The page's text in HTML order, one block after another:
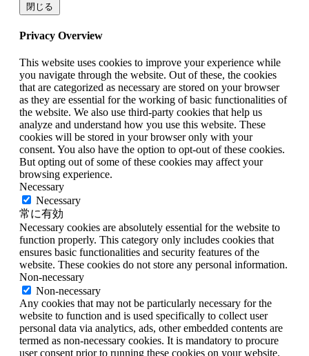
閉じる
Privacy Overview
This website uses cookies to improve your experience while
you navigate through the website. Out of these, the cookies
that are categorized as necessary are stored on your browser
as they are essential for the working of basic functionalities of
the website. We also use third-party cookies that help us
analyze and understand how you use this website. These
cookies will be stored in your browser only with your
consent. You also have the option to opt-out of these cookies.
But opting out of some of these cookies may affect your
browsing experience.
Necessary
Necessary
常に有効
Necessary cookies are absolutely essential for the website to
function properly. This category only includes cookies that
ensures basic functionalities and security features of the
website. These cookies do not store any personal information.
Non-necessary
Non-necessary
Any cookies that may not be particularly necessary for the
website to function and is used specifically to collect user
personal data via analytics, ads, other embedded contents are
termed as non-necessary cookies. It is mandatory to procure
user consent prior to running these cookies on your website.